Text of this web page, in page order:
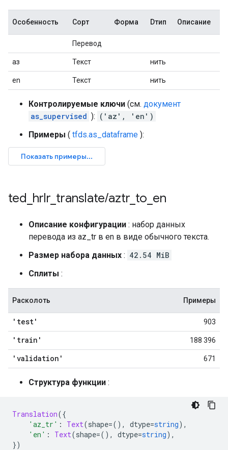
Особенность Сорт Форма Dтип Описание
Перевод
аз Текст нить
en Текст нить
Контролируемые ключи (см. документ
as_supervised ): ('az', 'en')
Примеры ( tfds.as_dataframe ):
ted hrlr translate/aztr to en
Описание конфигурации : набор данных
перевода из az_tr в en в виде обычного текста.
Размер набора данных : 42.54 MiB
Сплиты :
Расколоть Примеры
'test' 903
'train' 188 396
'validation' 671
Структура функции :
Translation({
'az_tr' : Text(shape=(), dtype=string),
'en' : Text(shape=(), dtype=string),
})